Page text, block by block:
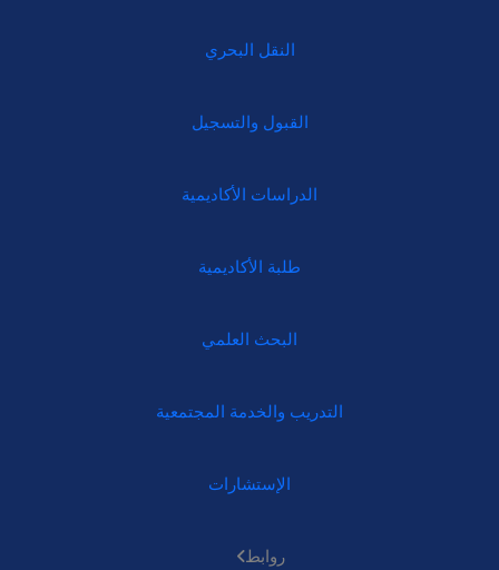
النقل البحري
القبول والتسجيل
الدراسات الأكاديمية
طلبة الأكاديمية
البحث العلمي
التدريب والخدمة المجتمعية
الإستشارات
روابط